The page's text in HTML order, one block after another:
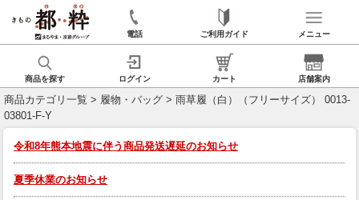
電話 ご利用ガイド メニュー
商品を探す ログイン カート 店舗案内
商品カテゴリ一覧 > 履物・バッグ > 雨草履（白）（フリーサイズ） 0013-
03801-F-Y
令和8年熊本地震に伴う商品発送遅延のお知らせ
夏季休業のお知らせ